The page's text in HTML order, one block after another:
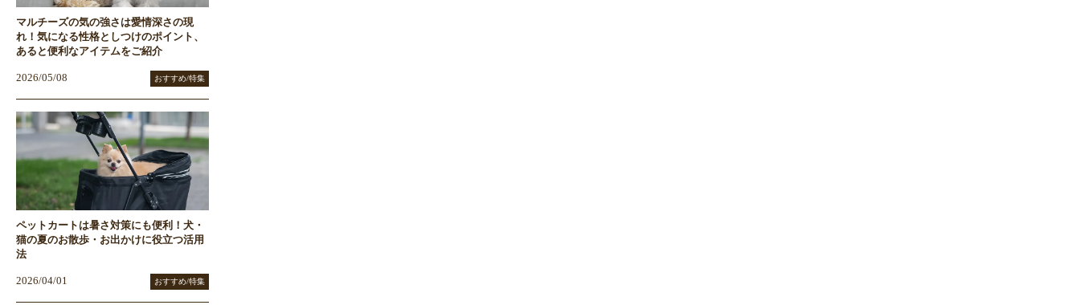
マルチーズの気の強さは愛情深さの現
れ！気になる性格としつけのポイント、
あると便利なアイテムをご紹介
2026/05/08 おすすめ/特集
ペットカートは暑さ対策にも便利！犬・
猫の夏のお散歩・お出かけに役立つ活用
法
2026/04/01 おすすめ/特集